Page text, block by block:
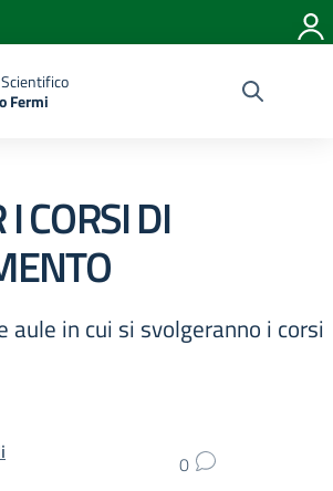
Fermi
CORSI DI
aule in cui si svolgeranno i corsi
0